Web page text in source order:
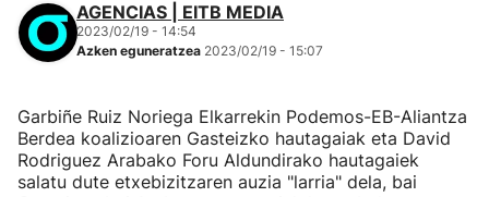
AGENCIAS | EITB MEDIA
2023/02/19 - 14:54
Azken eguneratzea 2023/02/19 - 15:07
Garbiñe Ruiz Noriega Elkarrekin Podemos-EB-Aliantza
Berdea koalizioaren Gasteizko hautagaiak eta David
Rodriguez Arabako Foru Aldundirako hautagaiek
salatu dute etxebizitzaren auzia "larria" dela, bai